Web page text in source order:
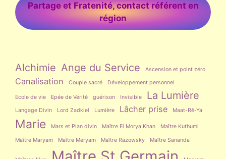
Partage et Fratenité, contact référent en
région
Alchimie Ange du Service Ascension et point zéro
Canalisation Couple sacré Développement personnel
Ecole de vie Epée de Vérité guérison Invisible La Lumière
Langage Divin Lord Zadkiel Lumière Lâcher prise Maat-Rê-Ya
Marie Mars et Plan divin Maître El Morya Khan Maître Kuthumi
Maître Maryam Maître Meryam Maître Razowsky Maître Sananda